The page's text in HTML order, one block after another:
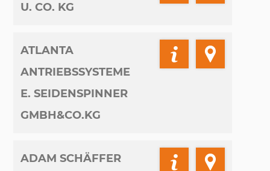
U. CO. KG
ATLANTA
ANTRIEBSSYSTEME
E. SEIDENSPINNER
GMBH&CO.KG
ADAM SCHÄFFER